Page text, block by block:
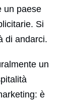
un paese
Si
di andarci.
un
è